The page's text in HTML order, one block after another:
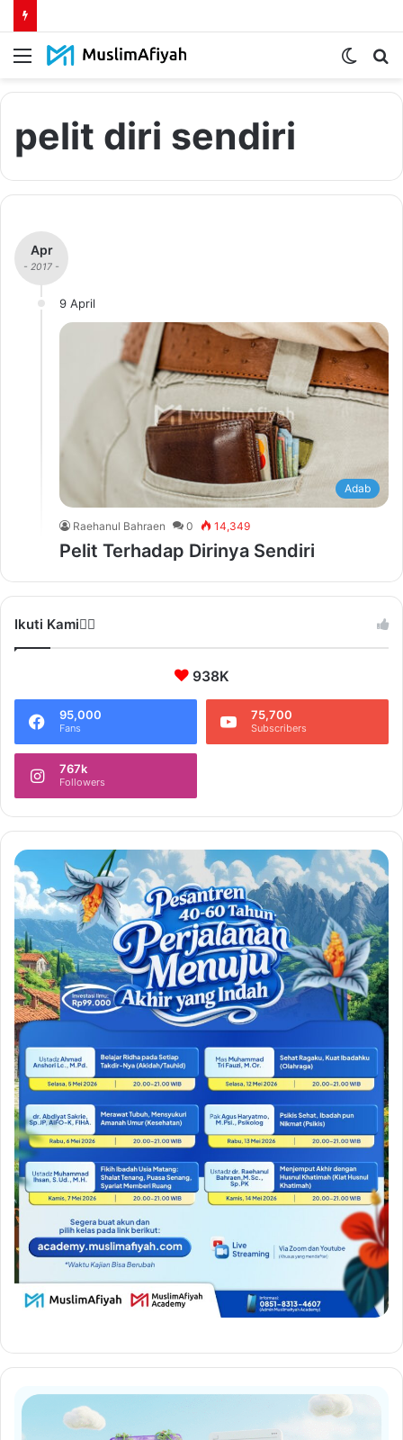
Menu
Switch
pelit diri sendiri
Apr
- 2017 -
9 April
Adab
Raehanul Bahraen 0 14,349
Pelit Terhadap Dirinya Sendiri
Ikuti Kami❤️‍🔥
938K
95,000
Fans
75,700
Subscribers
767k
Followers